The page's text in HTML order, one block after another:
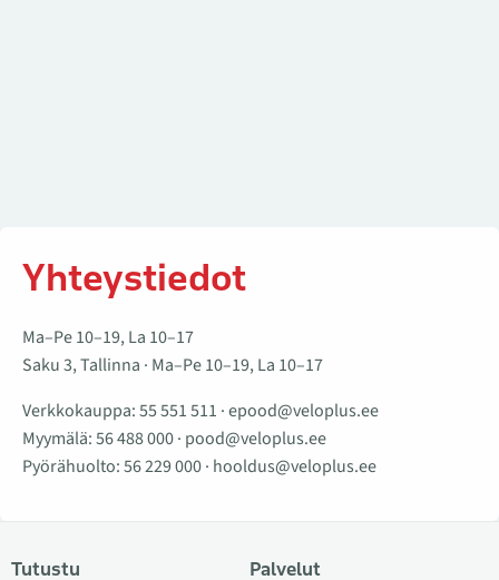
Yhteystiedot
Ma–Pe 10–19, La 10–17
Saku 3, Tallinna · Ma–Pe 10–19, La 10–17
Verkkokauppa:55 551 511 ·epood@veloplus.ee
Myymälä:56 488 000· pood@veloplus.ee
Pyörähuolto:56 229 000· hooldus@veloplus.ee
Tutustu Palvelut